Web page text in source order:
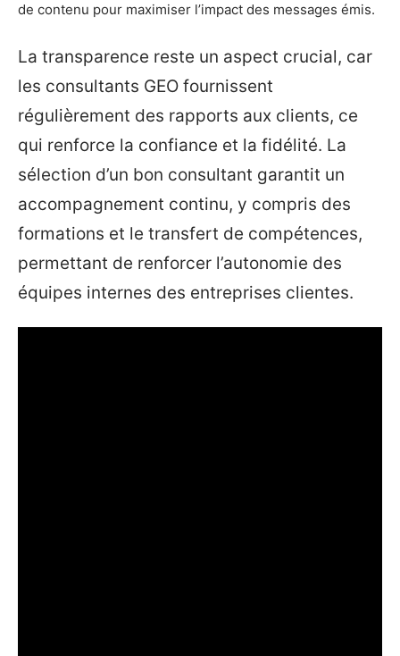
de contenu pour maximiser l’impact des messages émis.
La transparence reste un aspect crucial, car
les consultants GEO fournissent
régulièrement des rapports aux clients, ce
qui renforce la confiance et la fidélité. La
sélection d’un bon consultant garantit un
accompagnement continu, y compris des
formations et le transfert de compétences,
permettant de renforcer l’autonomie des
équipes internes des entreprises clientes.